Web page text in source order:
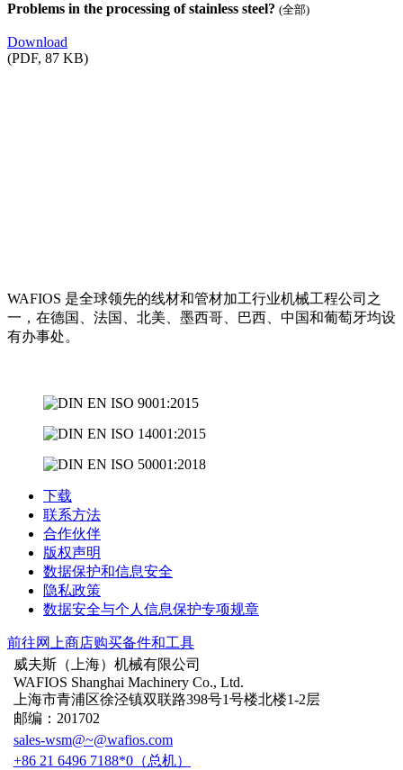
Problems in the processing of stainless steel? (全部)
Download
(PDF, 87 KB)
WAFIOS 是全球领先的线材和管材加工行业机械工程公司之
一，在德国、法国、北美、墨西哥、巴西、中国和葡萄牙均设
有办事处。
下载
联系方法
合作伙伴
版权声明
数据保护和信息安全
隐私政策
数据安全与个人信息保护专项规章
前往网上商店购买备件和工具
威夫斯（上海）机械有限公司
WAFIOS Shanghai Machinery Co., Ltd.
上海市青浦区徐泾镇双联路398号1号楼北楼1-2层
邮编：201702
sales-wsm@~@wafios.com
+86 21 6496 7188*0（总机）